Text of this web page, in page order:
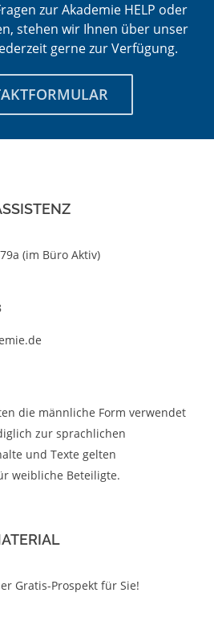
zur Akademie HELP oder
stehen wir Ihnen über unser
gerne zur Verfügung.
(im Büro Aktiv)
die männliche Form verwendet
zur sprachlichen
und Texte gelten
weibliche Beteiligte.
Gratis-Prospekt für Sie!